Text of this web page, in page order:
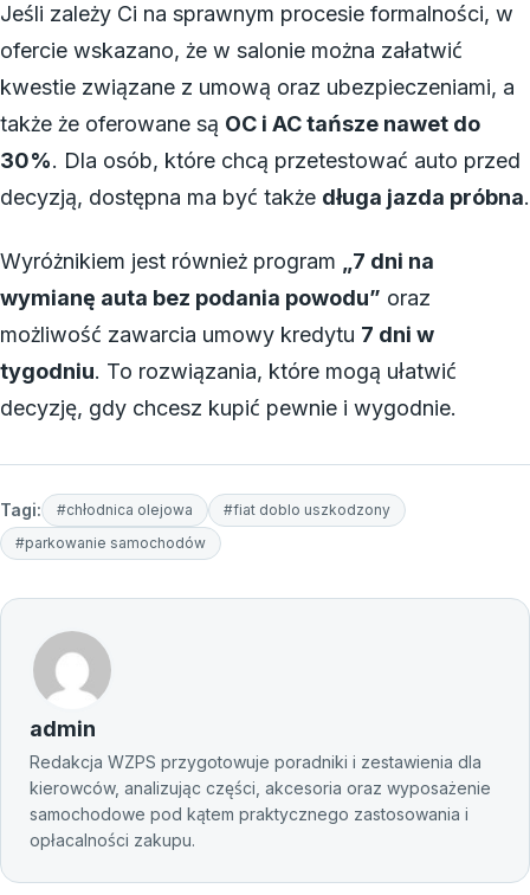
Jeśli zależy Ci na sprawnym procesie formalności, w
ofercie wskazano, że w salonie można załatwić
kwestie związane z umową oraz ubezpieczeniami, a
także że oferowane są OC i AC tańsze nawet do
30%. Dla osób, które chcą przetestować auto przed
decyzją, dostępna ma być także długa jazda próbna.
Wyróżnikiem jest również program
„7 dni na
wymianę auta bez podania powodu” oraz
możliwość zawarcia umowy kredytu 7 dni w
tygodniu. To rozwiązania, które mogą ułatwić
decyzję, gdy chcesz kupić pewnie i wygodnie.
Tagi: #chłodnica olejowa
#fiat doblo uszkodzony
#parkowanie samochodów
admin
Redakcja WZPS przygotowuje poradniki i zestawienia dla
kierowców, analizując części, akcesoria oraz wyposażenie
samochodowe pod kątem praktycznego zastosowania i
opłacalności zakupu.